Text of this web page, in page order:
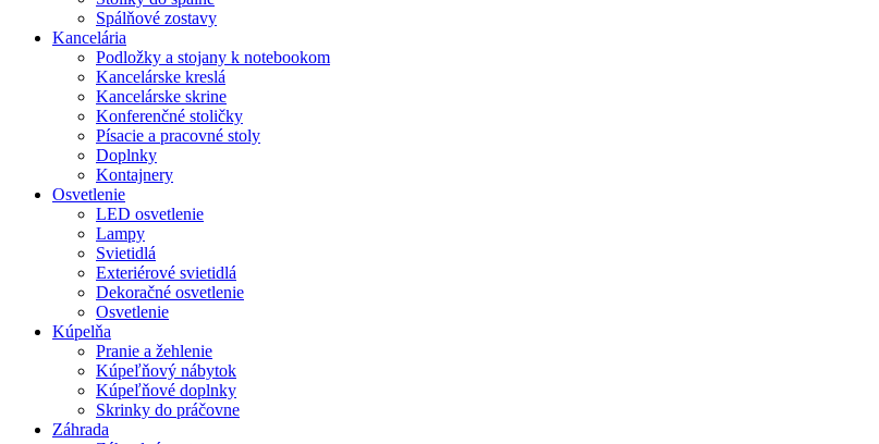
Spálňové zostavy
Kancelária
Podložky a stojany k notebookom
Kancelárske kreslá
Kancelárske skrine
Konferenčné stoličky
Písacie a pracovné stoly
Doplnky
Kontajnery
Osvetlenie
LED osvetlenie
Lampy
Svietidlá
Exteriérové svietidlá
Dekoračné osvetlenie
Osvetlenie
Kúpelňa
Pranie a žehlenie
Kúpeľňový nábytok
Kúpeľňové doplnky
Skrinky do práčovne
Záhrada